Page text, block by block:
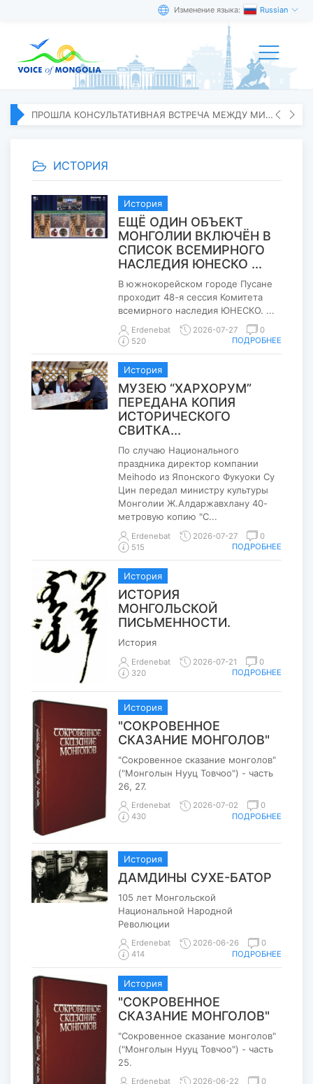
Изменение языка: Russian
ПРОШЛА КОНСУЛЬТАТИВНАЯ ВСТРЕЧА МЕЖДУ МИД МОНГОЛИИ И ЯПОНИИ
ИСТОРИЯ
История
ЕЩЁ ОДИН ОБЪЕКТ
МОНГОЛИИ ВКЛЮЧЁН В
СПИСОК ВСЕМИРНОГО
НАСЛЕДИЯ ЮНЕСКО ...
В южнокорейском городе Пусане
проходит 48-я сессия Комитета
всемирного наследия ЮНЕСКО. ...
Erdenebat 2026-07-27
0
520
ПОДРОБНЕЕ
История
МУЗЕЮ “ХАРХОРУМ”
ПЕРЕДАНА КОПИЯ
ИСТОРИЧЕСКОГО
СВИТКА...
По случаю Национального
праздника директор компании
Meihodo из Японского Фукуоки Су
Цин передал министру культуры
Монголии Ж.Алдаржавхлану 40-
метровую копию "С...
Erdenebat 2026-07-27
0
515
ПОДРОБНЕЕ
История
ИСТОРИЯ
МОНГОЛЬСКОЙ
ПИСЬМЕННОСТИ.
История
Erdenebat 2026-07-21
0
320
ПОДРОБНЕЕ
История
"СОКРОВЕННОЕ
СКАЗАНИЕ МОНГОЛОВ"
"Сокровенное сказание монголов"
("Монголын Нууц Товчоо") - часть
26, 27.
Erdenebat 2026-07-02
0
430
ПОДРОБНЕЕ
История
ДАМДИНЫ СУХЕ-БАТОР
105 лет Монгольской
Национальной Народной
Революции
Erdenebat 2026-06-26
0
414
ПОДРОБНЕЕ
История
"СОКРОВЕННОЕ
СКАЗАНИЕ МОНГОЛОВ"
"Сокровенное сказание монголов"
("Монголын Нууц Товчоо") - часть
25.
Erdenebat 2026-06-22
0